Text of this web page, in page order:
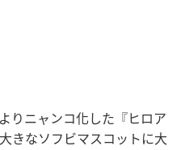
りニャンコ化した『ヒロア
きなソフビマスコットに大